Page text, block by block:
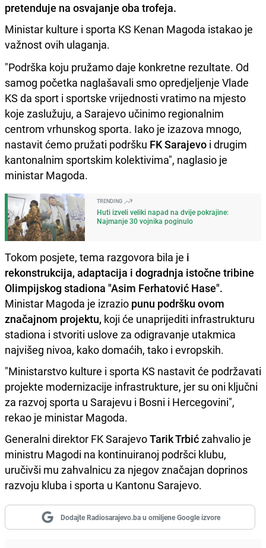
pretenduje na osvajanje oba trofeja.
Ministar kulture i sporta KS Kenan Magoda istakao je
važnost ovih ulaganja.
"Podrška koju pružamo daje konkretne rezultate. Od
samog početka naglašavali smo opredjeljenje Vlade
KS da sport i sportske vrijednosti vratimo na mjesto
koje zaslužuju, a Sarajevo učinimo regionalnim
centrom vrhunskog sporta. Iako je izazova mnogo,
nastavit ćemo pružati podršku FK Sarajevo i drugim
kantonalnim sportskim kolektivima", naglasio je
ministar Magoda.
TRENDING
Huti izveli veliki napad na dvije pokrajine:
Najmanje 30 vojnika poginulo
Tokom posjete, tema razgovora bila je i
rekonstrukcija, adaptacija i dogradnja istočne tribine
Olimpijskog stadiona "Asim Ferhatović Hase".
Ministar Magoda je izrazio punu podršku ovom
značajnom projektu, koji će unaprijediti infrastrukturu
stadiona i stvoriti uslove za odigravanje utakmica
najvišeg nivoa, kako domaćih, tako i evropskih.
"Ministarstvo kulture i sporta KS nastavit će podržavati
projekte modernizacije infrastrukture, jer su oni ključni
za razvoj sporta u Sarajevu i Bosni i Hercegovini",
rekao je ministar Magoda.
Generalni direktor FK SarajevoTarik Trbićzahvalio je
ministru Magodi na kontinuiranoj podršci klubu,
uručivši mu zahvalnicu za njegov značajan doprinos
razvoju kluba i sporta u Kantonu Sarajevo.
Dodajte Radiosarajevo.ba u omiljene Google izvore